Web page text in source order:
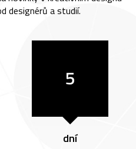
designérů a studií.
5
dní